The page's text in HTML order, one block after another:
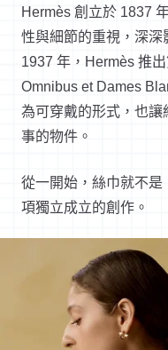
Hermès 創立於 1837
性與細節的重視，深深
1937 年，Hermès 推
Omnibus et Dames
為可穿戴的形式，也
事的物件。
從一開始，絲巾就不
項獨立成立的創作。